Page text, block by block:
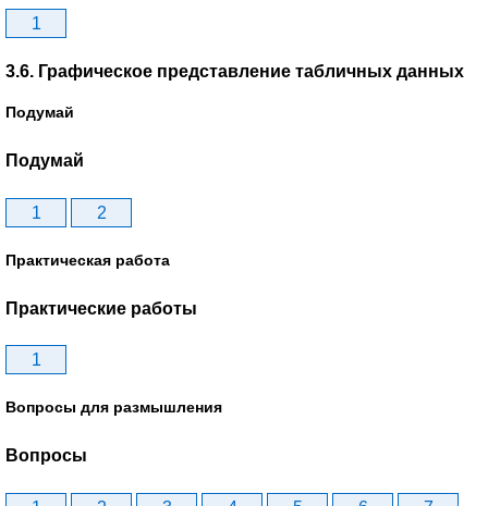
1
3.6. Графическое представление табличных данных
Подумай
Подумай
1 2
Практическая работа
Практические работы
1
Вопросы для размышления
Вопросы